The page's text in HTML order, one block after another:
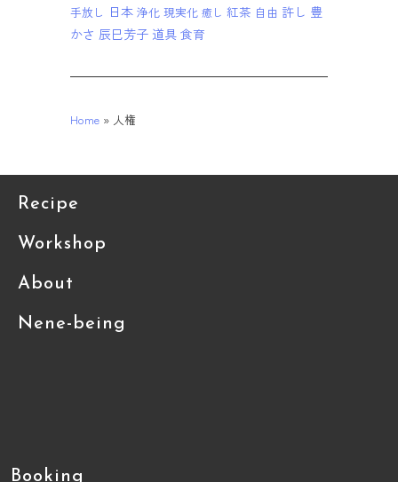
手放し 日本 浄化 現実化 癒し 紅茶 自由 許し 豊
かさ 辰巳芳子 道具 食育
Home » 人権
Booking
Recipe
Workshop
About
Nene-being